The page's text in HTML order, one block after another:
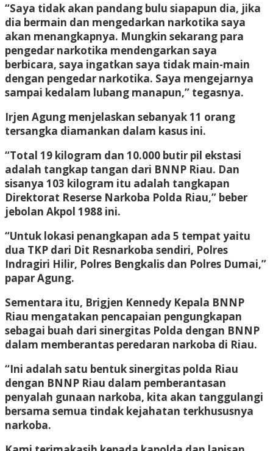
“Saya tidak akan pandang bulu siapapun dia, jika
dia bermain dan mengedarkan narkotika saya
akan menangkapnya. Mungkin sekarang para
pengedar narkotika mendengarkan saya
berbicara, saya ingatkan saya tidak main-main
dengan pengedar narkotika. Saya mengejarnya
sampai kedalam lubang manapun,” tegasnya.
Irjen Agung menjelaskan sebanyak 11 orang
tersangka diamankan dalam kasus ini.
“Total 19 kilogram dan 10.000 butir pil ekstasi
adalah tangkap tangan dari BNNP Riau. Dan
sisanya 103 kilogram itu adalah tangkapan
Direktorat Reserse Narkoba Polda Riau,” beber
jebolan Akpol 1988 ini.
“Untuk lokasi penangkapan ada 5 tempat yaitu
dua TKP dari Dit Resnarkoba sendiri, Polres
Indragiri Hilir, Polres Bengkalis dan Polres Dumai,”
papar Agung.
Sementara itu, Brigjen Kennedy Kepala BNNP
Riau mengatakan pencapaian pengungkapan
sebagai buah dari sinergitas Polda dengan BNNP
dalam memberantas peredaran narkoba di Riau.
“Ini adalah satu bentuk sinergitas polda Riau
dengan BNNP Riau dalam pemberantasan
penyalah gunaan narkoba, kita akan tanggulangi
bersama semua tindak kejahatan terkhususnya
narkoba.